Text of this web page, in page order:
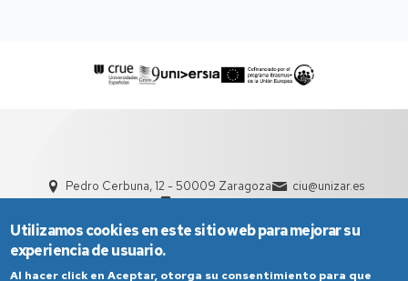
Pedro Cerbuna, 12 - 50009 Zaragoza
ciu@unizar.es
Utilizamos cookies en este sitio web para mejorar su
experiencia de usuario.
Al hacer click en Aceptar, otorga su consentimiento para que